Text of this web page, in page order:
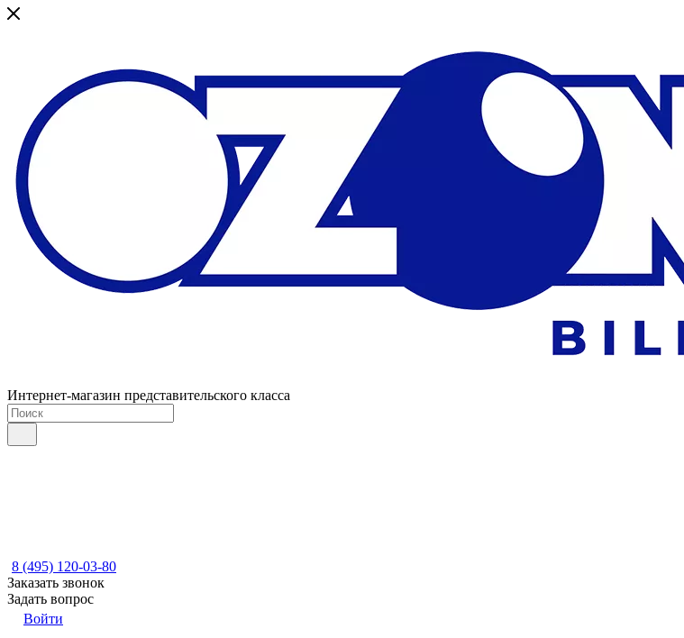
Интернет-магазин представительского класса
8 (495) 120-03-80
Заказать звонок
Задать вопрос
Войти